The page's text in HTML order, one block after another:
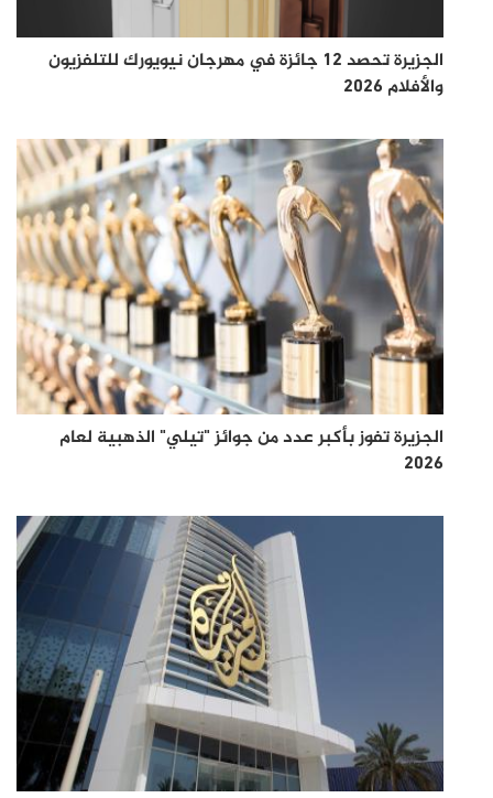
الجزيرة تحصد 12 جائزة في مهرجان نيويورك للتلفزيون
والأفلام 2026
الجزيرة تفوز بأكبر عدد من جوائز "تيلي" الذهبية لعام
2026